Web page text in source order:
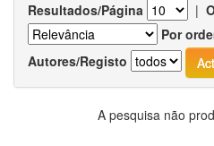
Resultados/Página |
Por
Autores/Registo
A pesquisa não